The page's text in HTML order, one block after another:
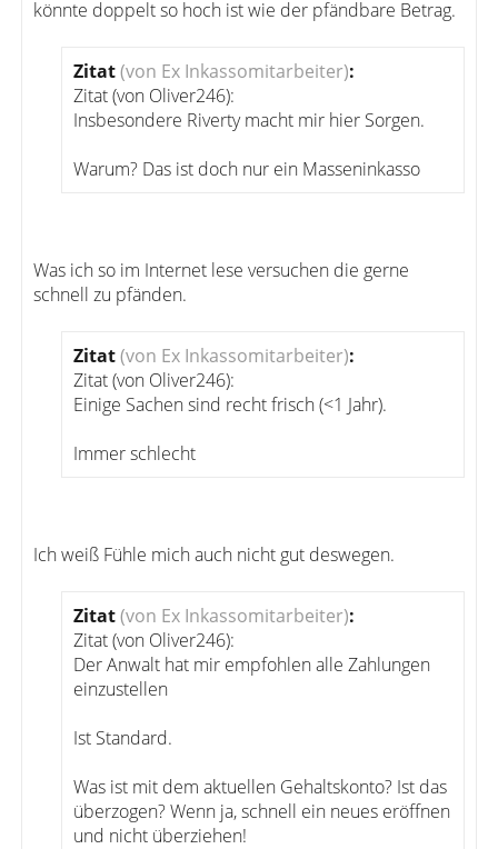
könnte doppelt so hoch ist wie der pfändbare Betrag.
Zitat(von Ex Inkassomitarbeiter):
Zitat (von Oliver246):
Insbesondere Riverty macht mir hier Sorgen.
Warum? Das ist doch nur ein Masseninkasso
Was ich so im Internet lese versuchen die gerne
schnell zu pfänden.
Zitat(von Ex Inkassomitarbeiter):
Zitat (von Oliver246):
Einige Sachen sind recht frisch (<1 Jahr).
Immer schlecht
Ich weiß Fühle mich auch nicht gut deswegen.
Zitat(von Ex Inkassomitarbeiter):
Zitat (von Oliver246):
Der Anwalt hat mir empfohlen alle Zahlungen
einzustellen
Ist Standard.
Was ist mit dem aktuellen Gehaltskonto? Ist das
überzogen? Wenn ja, schnell ein neues eröffnen
und nicht überziehen!